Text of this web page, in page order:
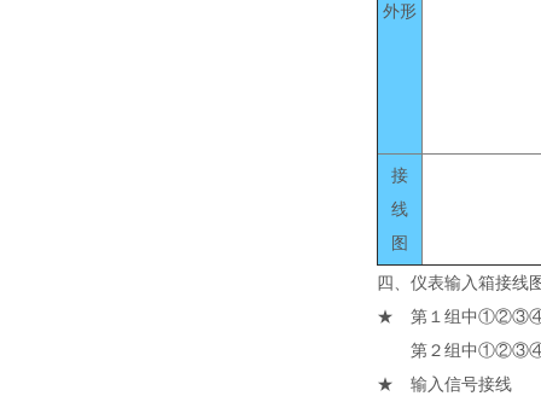
外形
接
线
图
四、仪表输入箱接线
★ 第１组中①②③④对
第２组中①②③④对
★ 输入信号接线